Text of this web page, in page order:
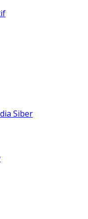
Siber